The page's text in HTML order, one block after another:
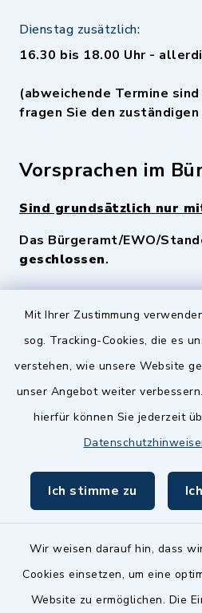
Mit Ihrer Zustimmung
sog. Tracking-Cookies, die es
verstehen, wie unsere Website
unser Angebot weiter
hierfür können Sie jederzeit
Ich stimme zu
Wir weisen darauf hin, dass
Cookies einsetzen, um eine
Website zu ermöglichen. Die
Dienstag zusätzlich:
16.30 bis 18.00 Uhr -
(abweichende Termine
fragen Sie den
Vorsprachen im
Sind grundsätzlich nur
Das Bürgeramt/EWO/
geschlossen.
Quicklinks
Zenngrund Allianz
Dillenberggruppe
inixmedia GmbH